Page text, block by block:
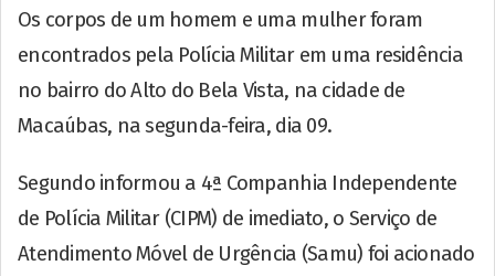
Os corpos de um homem e uma mulher foram
encontrados pela Polícia Militar em uma residência
no bairro do Alto do Bela Vista, na cidade de
Macaúbas, na segunda-feira, dia 09.
Segundo informou a 4ª Companhia Independente
de Polícia Militar (CIPM) de imediato, o Serviço de
Atendimento Móvel de Urgência (Samu) foi acionado